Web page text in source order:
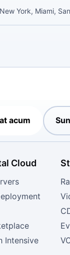
New York, Miami,
acum
Cloud
Intensive